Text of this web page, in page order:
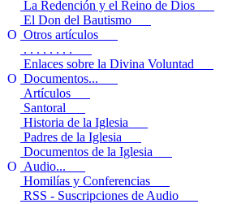
La Redención y el Reino de Dios
El Don del Bautismo
Otros artículos
. . . . . . . .
Enlaces sobre la Divina Voluntad
Documentos...
Artículos
Santoral
Historia de la Iglesia
Padres de la Iglesia
Documentos de la Iglesia
Audio...
Homilías y Conferencias
RSS - Suscripciones de Audio